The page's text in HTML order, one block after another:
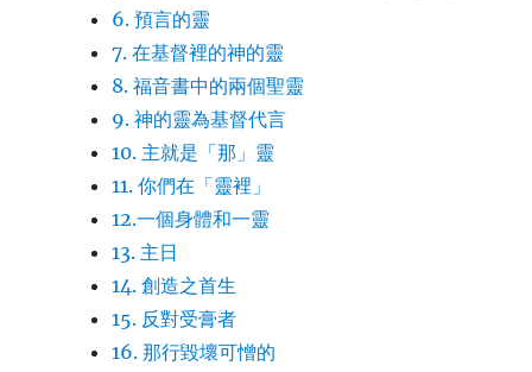
6. 預言的靈
7. 在基督裡的神的靈
8. 福音書中的兩個聖靈
9. 神的靈為基督代言
10. 主就是「那」靈
11. 你們在「靈裡」
12.一個身體和一靈
13. 主日
14. 創造之首生
15. 反對受膏者
16. 那行毀壞可憎的